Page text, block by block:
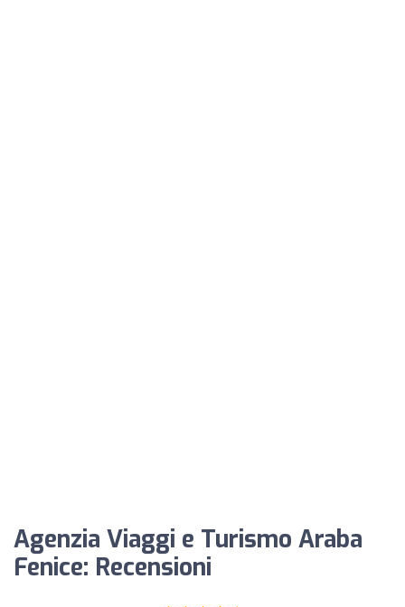
Agenzia Viaggi e Turismo Araba
Fenice: Recensioni